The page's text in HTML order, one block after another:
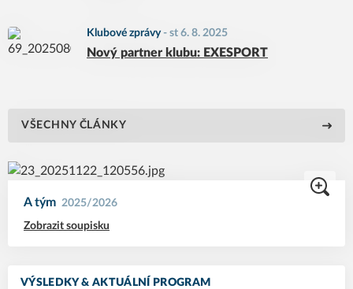
Klubové zprávy- st 6. 8. 2025
Nový partner klubu: EXESPORT
VŠECHNY ČLÁNKY
A tým 2025/2026
Zobrazit soupisku
VÝSLEDKY & AKTUÁLNÍ PROGRAM